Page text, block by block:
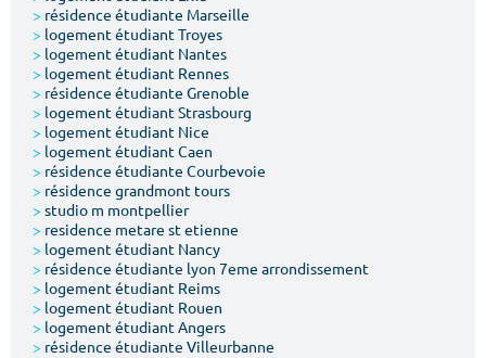
Votre date d'entrée
Chercher
> résidence étudiante Marseille
> logement étudiant Troyes
> logement étudiant Nantes
> logement étudiant Rennes
> résidence étudiante Grenoble
> logement étudiant Strasbourg
> logement étudiant Nice
> logement étudiant Caen
> résidence étudiante Courbevoie
> résidence grandmont tours
> studio m montpellier
> residence metare st etienne
> logement étudiant Nancy
> résidence étudiante lyon 7eme arrondissement
> logement étudiant Reims
> logement étudiant Rouen
> logement étudiant Angers
> résidence étudiante Villeurbanne